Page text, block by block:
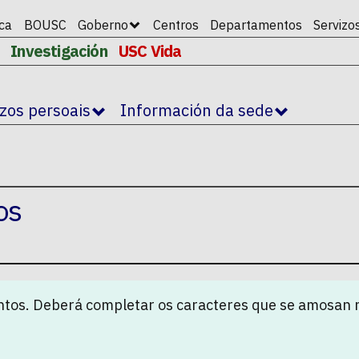
BOUSC Goberno Centros Departamentos
Investigación USC Vida
persoais Información da sede
Deberá completar os caracteres que se